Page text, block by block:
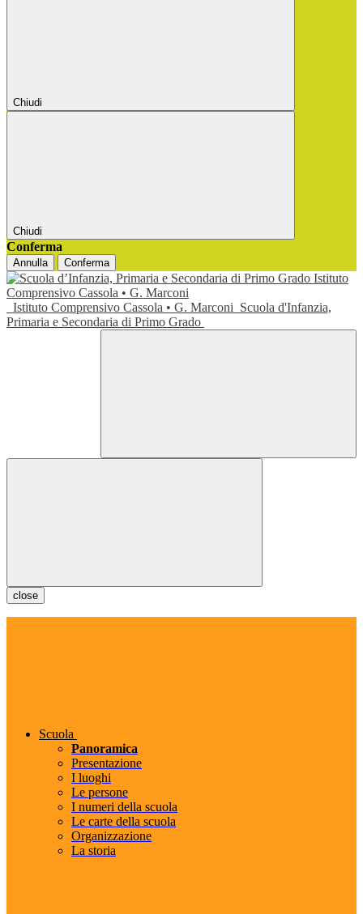
Chiudi
Chiudi
Conferma
Annulla Conferma
Istituto Comprensivo Cassola • G. Marconi Scuola d'Infanzia,
Primaria e Secondaria di Primo Grado
close
Scuola
Panoramica
Presentazione
I luoghi
Le persone
I numeri della scuola
Le carte della scuola
Organizzazione
La storia